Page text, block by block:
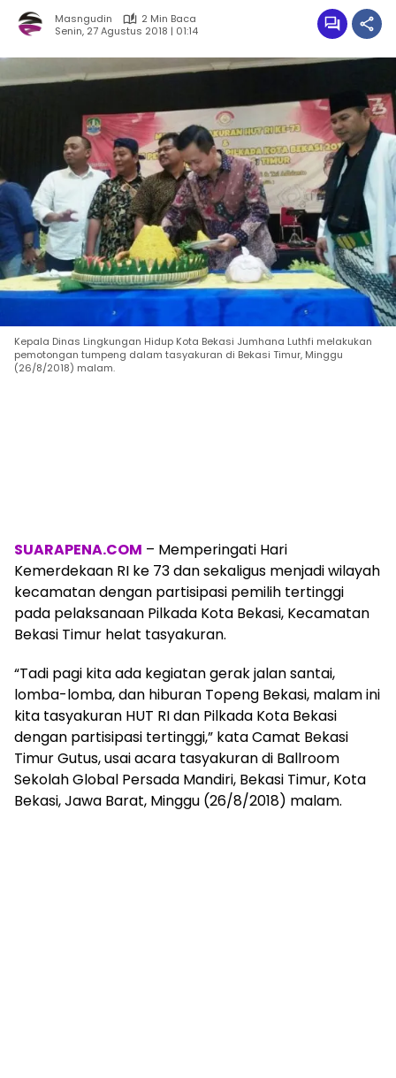
Masngudin
2 Min Baca
Senin, 27 Agustus 2018 | 01:14
Kepala Dinas Lingkungan Hidup Kota Bekasi Jumhana Luthfi melakukan
pemotongan tumpeng dalam tasyakuran di Bekasi Timur, Minggu
(26/8/2018) malam.
SUARAPENA.COM – Memperingati Hari
Kemerdekaan RI ke 73 dan sekaligus menjadi wilayah
kecamatan dengan partisipasi pemilih tertinggi
pada pelaksanaan Pilkada Kota Bekasi, Kecamatan
Bekasi Timur helat tasyakuran.
“Tadi pagi kita ada kegiatan gerak jalan santai,
lomba-lomba, dan hiburan Topeng Bekasi, malam ini
kita tasyakuran HUT RI dan Pilkada Kota Bekasi
dengan partisipasi tertinggi,” kata Camat Bekasi
Timur Gutus, usai acara tasyakuran di Ballroom
Sekolah Global Persada Mandiri, Bekasi Timur, Kota
Bekasi, Jawa Barat, Minggu (26/8/2018) malam.